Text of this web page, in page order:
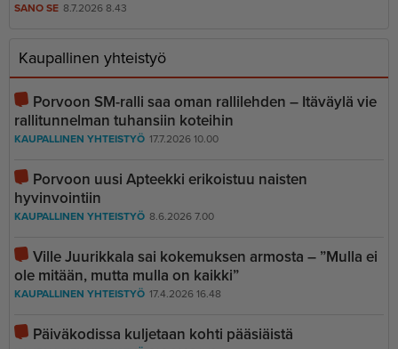
SANO SE 8.7.2026 8.43
Kaupallinen yhteistyö
Porvoon SM-ralli saa oman rallilehden – Itäväylä vie
rallitunnelman tuhansiin koteihin
KAUPALLINEN YHTEISTYÖ 17.7.2026 10.00
Porvoon uusi Apteekki erikoistuu naisten
hyvinvointiin
KAUPALLINEN YHTEISTYÖ 8.6.2026 7.00
Ville Juurikkala sai kokemuksen armosta – ”Mulla ei
ole mitään, mutta mulla on kaikki”
KAUPALLINEN YHTEISTYÖ 17.4.2026 16.48
Päiväkodissa kuljetaan kohti pääsiäistä